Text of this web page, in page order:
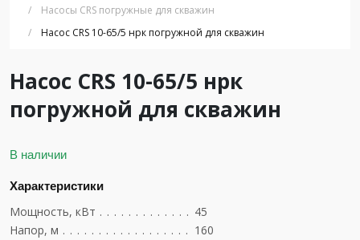
/
Насосы CRS погружные для скважин
/
Насос CRS 10-65/5 нрк погружной для скважин
Насос CRS 10-65/5 нрк
погружной для скважин
В наличии
Характеристики
Мощность, кВт
45
Напор, м
160